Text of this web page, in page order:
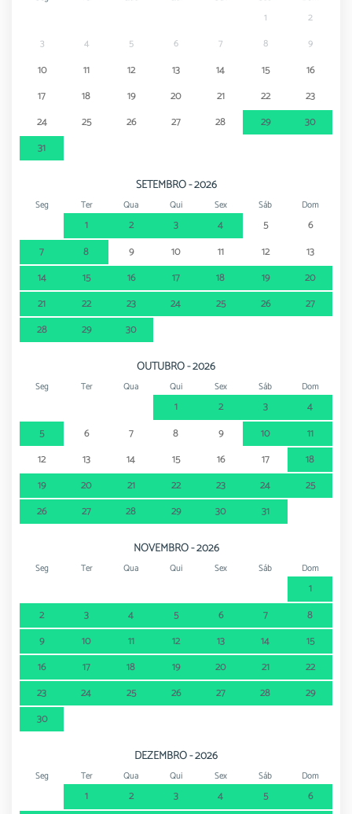
1
2
3
4 5 6 7 8 9
10 11 12 13 14 15
16
17
18 19 20 21 22
23
24
25 26 27 28 29
30
31
SETEMBRO - 2026
Seg Ter Qua Qui Sex Sáb Dom
1 2 3 4 5
6
7
8 9 10 11 12
13
14
15 16 17 18 19
20
21
22 23 24 25 26
27
28
29 30
OUTUBRO - 2026
Seg Ter Qua Qui Sex Sáb Dom
1 2 3
4
5
6 7 8 9 10
11
12
13 14 15 16 17
18
19
20 21 22 23 24
25
26
27 28 29 30 31
NOVEMBRO - 2026
Seg Ter Qua Qui Sex Sáb Dom
1
2
3 4 5 6 7
8
9
10 11 12 13 14
15
16
17 18 19 20 21
22
23
24 25 26 27 28
29
30
DEZEMBRO - 2026
Seg Ter Qua Qui Sex Sáb Dom
1 2 3 4 5 6